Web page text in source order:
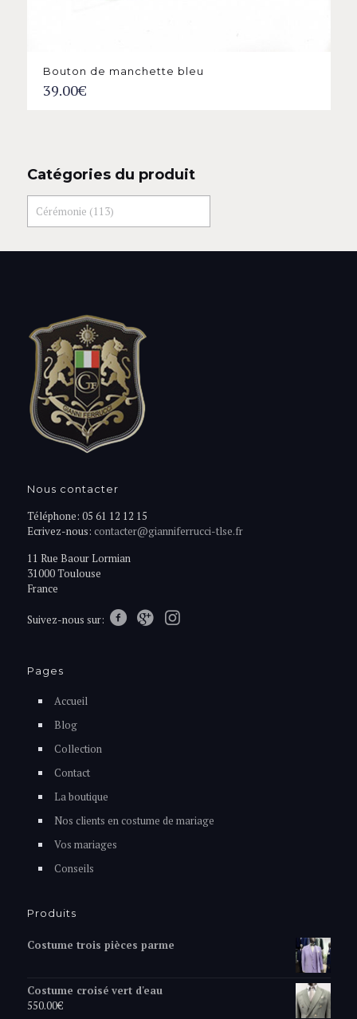
Bouton de manchette bleu
39.00€
Catégories du produit
Nous contacter
Téléphone: 05 61 12 12 15
Ecrivez-nous: contacter@gianniferrucci-tlse.fr
11 Rue Baour Lormian
31000 Toulouse
France
Suivez-nous sur:
Pages
Accueil
Blog
Collection
Contact
La boutique
Nos clients en costume de mariage
Vos mariages
Conseils
Produits
Costume trois pièces parme
Costume croisé vert d'eau
550.00€